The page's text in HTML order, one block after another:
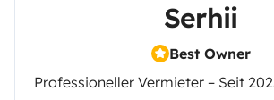
Serhii
Best Owner
Professioneller Vermieter – Seit